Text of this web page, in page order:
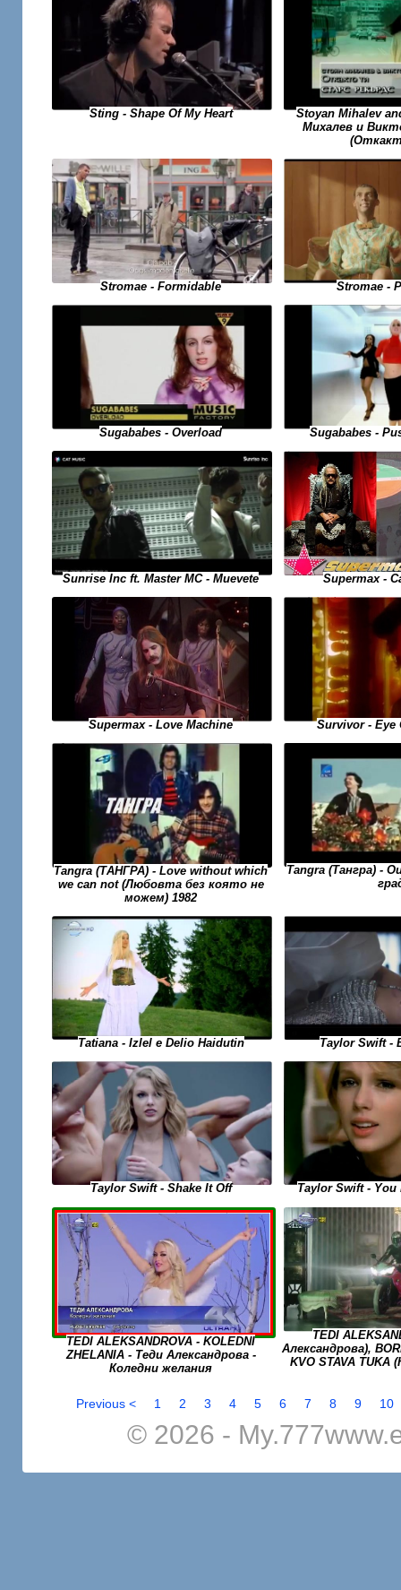
Sting - Shape Of My Heart
Stoyan Mihalev
Михалев и
Stromae - Formidable Stromae -
Sugababes - Overload Sugababes -
Sunrise Inc ft. Master MC - Muevete Supermax -
Supermax - Love Machine Survivor - Eye
Tangra (ТАНГРА) - Love without which
we can not (Любовта без която не
можем) 1982
Tangra (Тангра) -
Tatiana - Izlel e Delio Haidutin Taylor Swift -
Taylor Swift - Shake It Off Taylor Swift - You
TEDI ALEKSANDROVA - KOLEDNI
ZHELANIA - Теди Александрова -
Коледни желания
TEDI
Александрова),
KVO STAVA TUKA
Previous < 1 2 3 4 5 6 7 8 9 10
© 2026 -